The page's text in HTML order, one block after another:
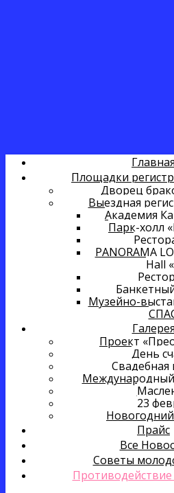
Главная
Площадки
Дворец
Выездная
Академия
Парк-холл
PANORAMA
Hall
Музейно-
Галерея
Проект
День
Свадебная
23
Прайс
Все
Советы